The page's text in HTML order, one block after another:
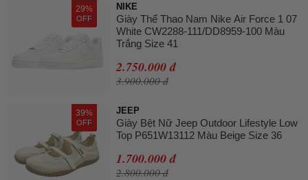
29%
OFF
NIKE
Giày Thể Thao Nam Nike Air Force 1 07
White CW2288-111/DD8959-100 Màu
Trắng Size 41
2.750.000 đ
3.900.000 đ
39%
OFF
JEEP
Giày Bệt Nữ Jeep Outdoor Lifestyle Low
Top P651W13112 Màu Beige Size 36
1.700.000 đ
2.800.000 đ